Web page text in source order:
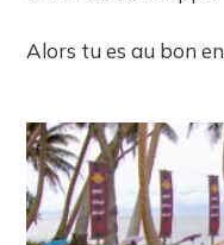
Alors tu es au bon